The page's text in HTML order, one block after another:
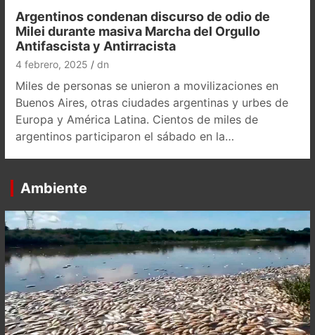
Argentinos condenan discurso de odio de
Milei durante masiva Marcha del Orgullo
Antifascista y Antirracista
4 febrero, 2025 dn
Miles de personas se unieron a movilizaciones en
Buenos Aires, otras ciudades argentinas y urbes de
Europa y América Latina. Cientos de miles de
argentinos participaron el sábado en la…
Ambiente